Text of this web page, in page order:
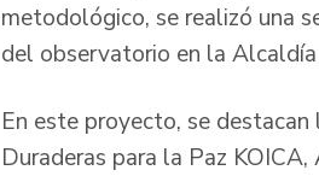
metodológico, se realizó una
del observatorio en la
En este proyecto, se
Duraderas para la Paz